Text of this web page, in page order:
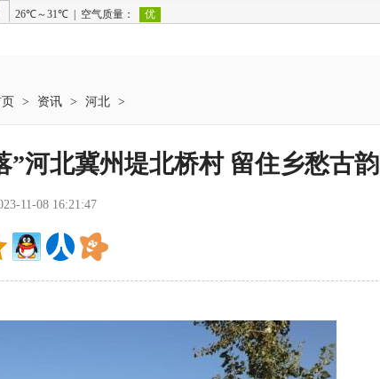
> 资讯 > 河北 >
”河北冀州堤北桥村 留住乡愁古韵
11-08 16:21:47